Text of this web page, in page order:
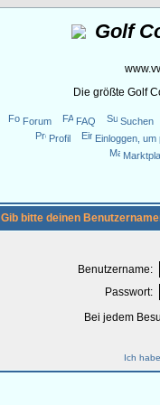
Golf
Die größte Golf
Forum FAQ
Suchen
Profil
Einloggen,
Gib bitte deinen
Benutzername:
Passwort:
Bei jedem
Ich